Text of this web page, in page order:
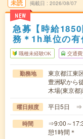
未読
NEW
掲載日 2026/08/07
急募【時給
務＊1h単位の有
職種未経験OK 交通
勤務地
東京都江東
豊洲駅から
木場(東京都
曜日頻度 平日5日 ⇒
時間
⇒9:00～
憩1時間＊